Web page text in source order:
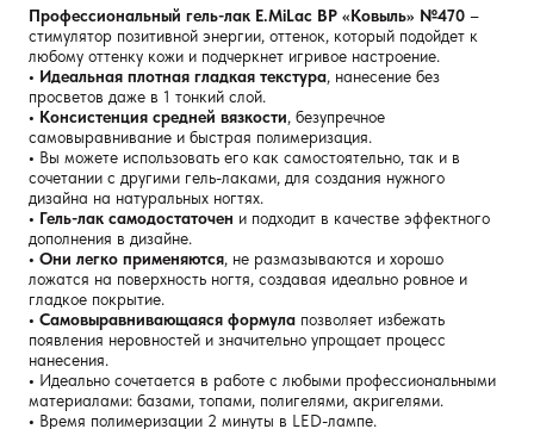
Профессиональный гель-лак E.MiLac BP «Ковыль» №470 –
стимулятор позитивной энергии, оттенок, который подойдет к
любому оттенку кожи и подчеркнет игривое настроение.
• Идеальная плотная гладкая текстура, нанесение без
просветов даже в 1 тонкий слой.
• Консистенция средней вязкости, безупречное
самовыравнивание и быстрая полимеризация.
• Вы можете использовать его как самостоятельно, так и в
сочетании с другими гель-лаками, для создания нужного
дизайна на натуральных ногтях.
• Гель-лак самодостаточен и подходит в качестве эффектного
дополнения в дизайне.
• Они легко применяются, не размазываются и хорошо
ложатся на поверхность ногтя, создавая идеально ровное и
гладкое покрытие.
• Самовыравнивающаяся формула позволяет избежать
появления неровностей и значительно упрощает процесс
нанесения.
• Идеально сочетается в работе с любыми профессиональными
материалами: базами, топами, полигелями, акригелями.
• Время полимеризации 2 минуты в LED-лампе.